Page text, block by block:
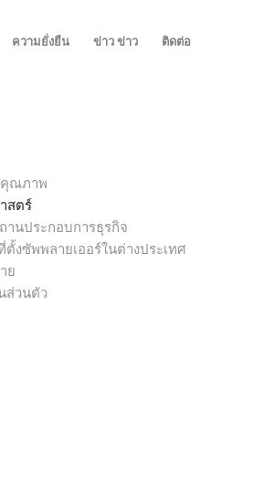
ความยั่งยืน ข่าว ข่าว ติดต่อ
ณภาพ
สตร์
านประกอบการธุรกิจ
ตั้งซัพพลายเออร์ในต่างประเทศ
ย
ส่วนตัว